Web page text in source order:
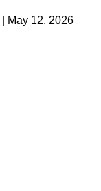
May 12, 2026